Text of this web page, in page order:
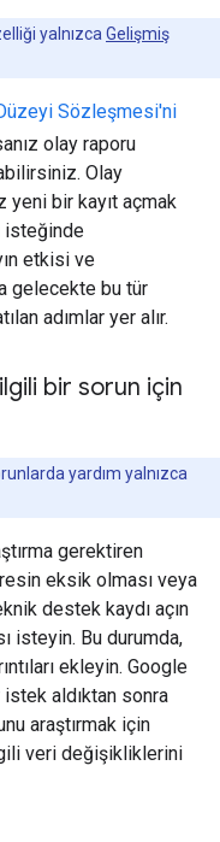
yalnızca Gelişmiş
Sözleşmesi'ni
olay raporu
Olay
yeni bir kayıt açmak
isteğinde
etkisi ve
gelecekte bu tür
adımlar yer alır.
bir sorun için
yardım yalnızca
gerektiren
eksik olması veya
destek kaydı açın
isteyin. Bu durumda,
ekleyin. Google
aldıktan sonra
araştırmak için
veri değişikliklerini